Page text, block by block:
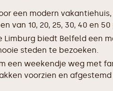
een modern
van 10, 20, 25, 30, 40 en 50
Limburg biedt Belfeld een
steden te bezoeken.
een weekendje weg met
voorzien en